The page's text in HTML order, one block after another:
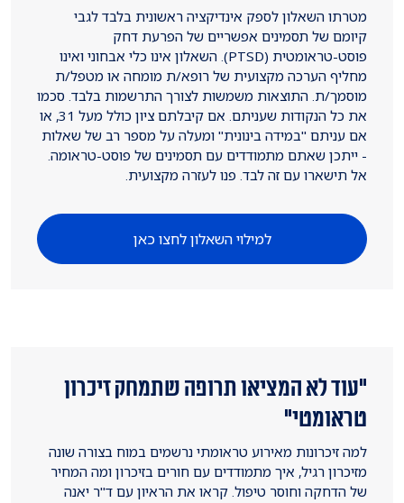
מטרתו השאלון לספק אינדיקציה ראשונית בלבד לגבי
קיומם של תסמינים אפשריים של הפרעת דחק
פוסט-טראומטית (PTSD). השאלון אינו כלי אבחוני ואינו
מחליף הערכה מקצועית של רופא/ת מומחה או מטפל/ת
מוסמך/ת. התוצאות משמשות לצורך התרשמות בלבד. סכמו
את כל הנקודות שעניתם. אם קיבלתם ציון כולל מעל 31, או
אם עניתם "במידה בינונית" ומעלה על מספר רב של שאלות
- ייתכן שאתם מתמודדים עם תסמינים של פוסט-טראומה.
אל תישארו עם זה לבד. פנו לעזרה מקצועית.
למילוי השאלון לחצו כאן
"עוד לא המציאו תרופה שתמחק זיכרון
טראומטי"
למה זיכרונות מאירוע טראומתי נרשמים במוח בצורה שונה
מזיכרון רגיל, איך מתמודדים עם חורים בזיכרון ומה המחיר
של הדחקה וחוסר טיפול. קראו את הראיון עם ד"ר יאנה